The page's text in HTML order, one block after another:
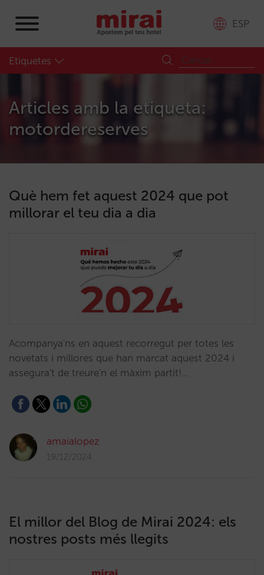
ESP
Etiquetes
Articles amb la etiqueta:
motordereserves
Què hem fet aquest 2024 que pot
millorar el teu dia a dia
Acompanya'ns en aquest recorregut per totes les
novetats i millores que han marcat aquest 2024 i
assegura't de treure'n el màxim partit!…
amaialopez
19/12/2024
El millor del Blog de Mirai 2024: els
nostres posts més llegits